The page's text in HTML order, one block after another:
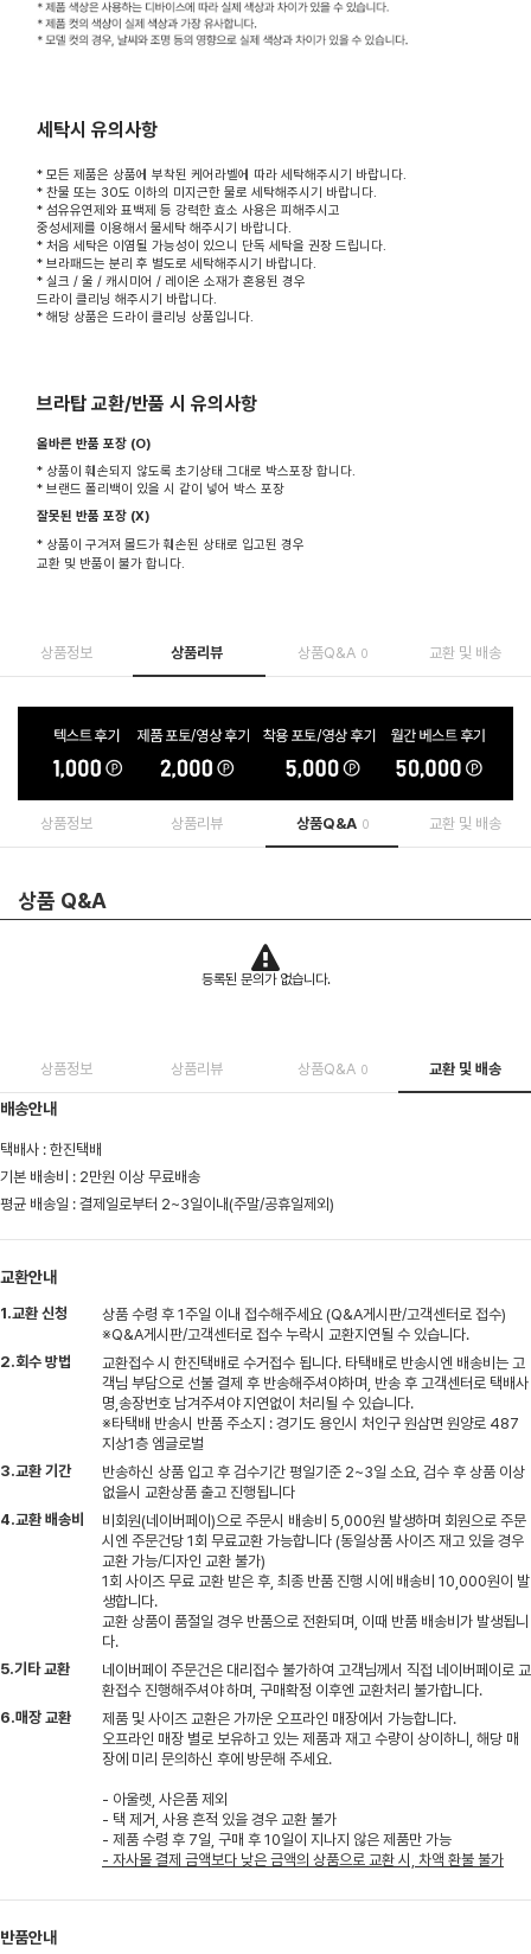
세탁시 유의사항
* 모든 제품은 상품에 부착된 케어라벨에 따라 세탁해주시기 바랍니다.
* 찬물 또는 30도 이하의 미지근한 물로 세탁해주시기 바랍니다.
* 섬유유연제와 표백제 등 강력한 효소 사용은 피해주시고
중성세제를 이용해서 물세탁 해주시기 바랍니다.
* 처음 세탁은 이염될 가능성이 있으니 단독 세탁을 권장 드립니다.
* 브라패드는 분리 후 별도로 세탁해주시기 바랍니다.
* 실크 / 울 / 캐시미어 / 레이온 소재가 혼용된 경우
드라이 클리닝 해주시기 바랍니다.
* 해당 상품은 드라이 클리닝 상품입니다.
브라탑 교환/반품 시 유의사항
올바른 반품 포장 (O)
* 상품이 훼손되지 않도록 초기상태 그대로 박스포장 합니다.
* 브랜드 폴리백이 있을 시 같이 넣어 박스 포장
잘못된 반품 포장 (X)
* 상품이 구겨져 몰드가 훼손된 상태로 입고된 경우
교환 및 반품이 불가 합니다.
상품정보 상품리뷰 상품Q&A 0 교환 및 배송
상품정보 상품리뷰 상품Q&A 0 교환 및 배송
상품 Q&A
등록된 문의가 없습니다.
상품정보 상품리뷰 상품Q&A 0 교환 및 배송
배송안내
택배사 : 한진택배
기본 배송비 : 2만원 이상 무료배송
평균 배송일 : 결제일로부터 2~3일이내(주말/공휴일제외)
교환안내
1.교환 신청
상품 수령 후 1주일 이내 접수해주세요 (Q&A게시판/고객센터로 접수)
※Q&A게시판/고객센터로 접수 누락시 교환지연될 수 있습니다.
2.회수 방법
교환접수 시 한진택배로 수거접수 됩니다. 타택배로 반송시엔 배송비는 고
객님 부담으로 선불 결제 후 반송해주셔야하며, 반송 후 고객센터로 택배사
명,송장번호 남겨주셔야 지연없이 처리될 수 있습니다.
※타택배 반송시 반품 주소지 : 경기도 용인시 처인구 원삼면 원양로 487
지상1층 엠글로벌
3.교환 기간
반송하신 상품 입고 후 검수기간 평일기준 2~3일 소요, 검수 후 상품 이상
없을시 교환상품 출고 진행됩니다
4.교환 배송비
비회원(네이버페이)으로 주문시 배송비 5,000원 발생하며 회원으로 주문
시엔 주문건당 1회 무료교환 가능합니다 (동일상품 사이즈 재고 있을 경우
교환 가능/디자인 교환 불가)
1회 사이즈 무료 교환 받은 후, 최종 반품 진행 시에 배송비 10,000원이 발
생합니다.
교환 상품이 품절일 경우 반품으로 전환되며, 이때 반품 배송비가 발생됩니
다.
5.기타 교환
네이버페이 주문건은 대리접수 불가하여 고객님께서 직접 네이버페이로 교
환접수 진행해주셔야 하며, 구매확정 이후엔 교환처리 불가합니다.
6.매장 교환
제품 및 사이즈 교환은 가까운 오프라인 매장에서 가능합니다.
오프라인 매장 별로 보유하고 있는 제품과 재고 수량이 상이하니, 해당 매
장에 미리 문의하신 후에 방문해 주세요.
- 아울렛, 사은품 제외
- 택 제거, 사용 흔적 있을 경우 교환 불가
- 제품 수령 후 7일, 구매 후 10일이 지나지 않은 제품만 가능
- 자사몰 결제 금액보다 낮은 금액의 상품으로 교환 시, 차액 환불 불가
반품안내